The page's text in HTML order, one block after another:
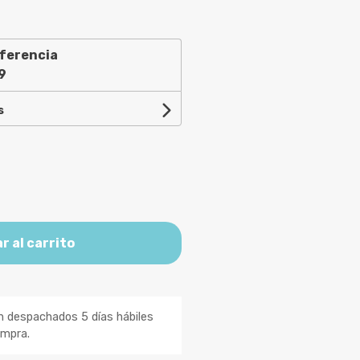
al carrito
5 días hábiles